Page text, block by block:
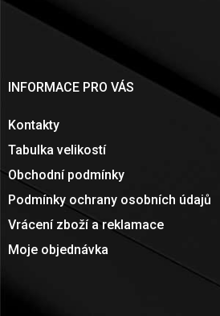
INFORMACE PRO VÁS
Kontakty
Tabulka velikostí
Obchodní podmínky
Podmínky ochrany osobních údajů
Vrácení zboží a reklamace
Moje objednávka